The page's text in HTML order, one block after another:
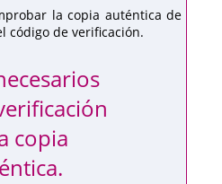
la copia auténtica de
código de verificación.
copia